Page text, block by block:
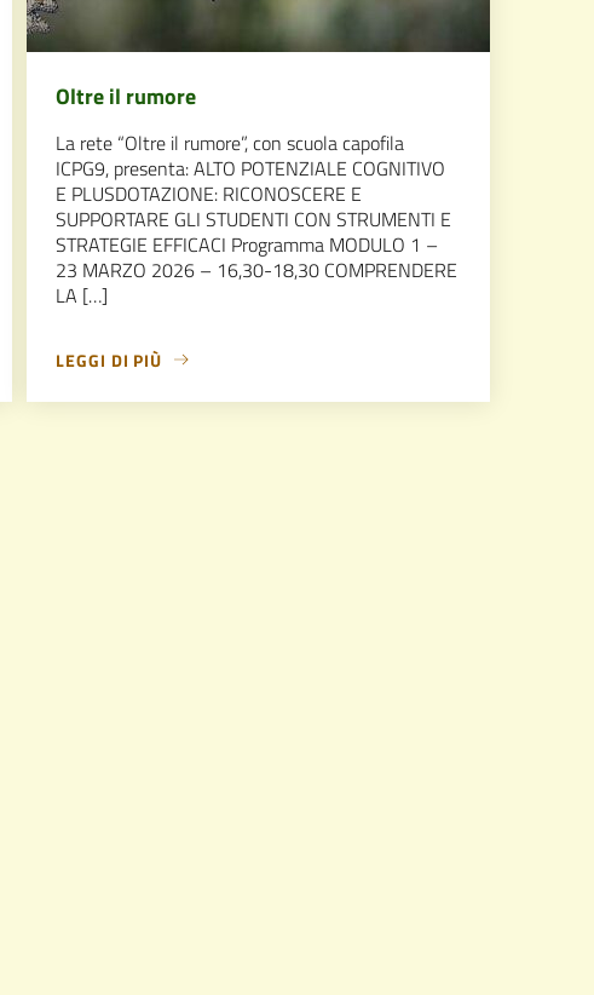
Oltre il rumore
La rete “Oltre il rumore”, con scuola capofila
ICPG9, presenta: ALTO POTENZIALE COGNITIVO
E PLUSDOTAZIONE: RICONOSCERE E
SUPPORTARE GLI STUDENTI CON STRUMENTI E
STRATEGIE EFFICACI Programma MODULO 1 –
23 MARZO 2026 – 16,30-18,30 COMPRENDERE
LA […]
LEGGI DI PIÙ